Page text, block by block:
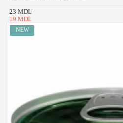
23 MDL
19 MDL